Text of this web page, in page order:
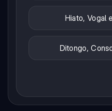
Hiato, Vogal
Ditongo,